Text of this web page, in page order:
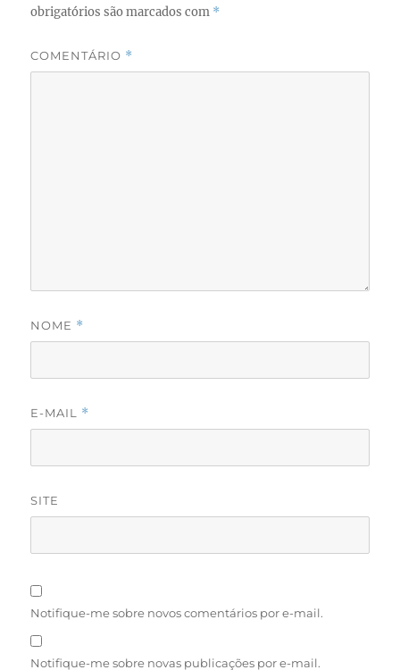
obrigatórios são marcados com *
COMENTÁRIO *
NOME *
E-MAIL *
SITE
Notifique-me sobre novos comentários por e-mail.
Notifique-me sobre novas publicações por e-mail.